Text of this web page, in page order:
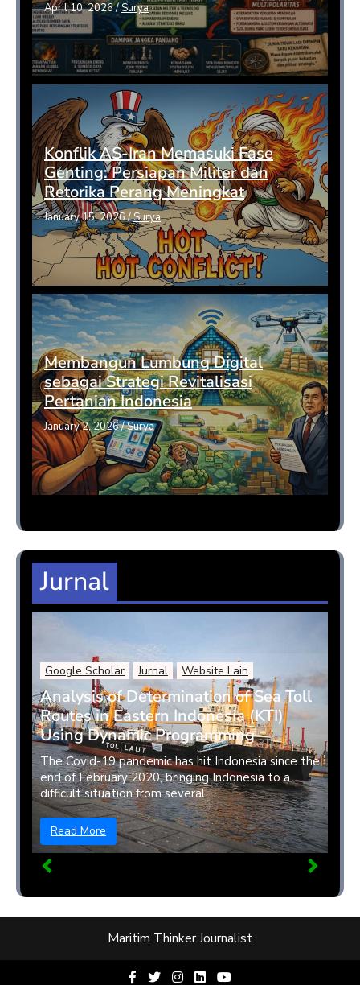
April 10, 2026/Surya
Konflik AS-Iran Memasuki Fase
Genting: Persiapan Militer dan
Retorika Perang Meningkat
January 15, 2026/Surya
Membangun Lumbung Digital
sebagai Strategi Revitalisasi
Pertanian Indonesia
January 2, 2026/Surya
Jurnal
Google Scholar Jurnal Website Lain
Analysis of Determination of Sea Toll
Routes in Eastern Indonesia (KTI)
Using Dynamic Programming
The Covid-19 pandemic has hit Indonesia since the
end of February 2020, bringing Indonesia to a
difficult situation from several ...
Read More
Maritim Thinker Journalist